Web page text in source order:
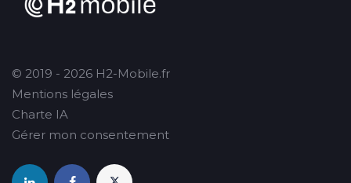
© 2019 - 2026 H2-Mobile.fr
Mentions légales
Charte IA
Gérer mon consentement